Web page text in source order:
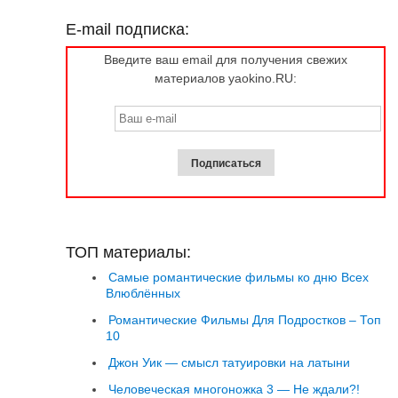
E-mail подписка:
Введите ваш email для получения свежих
материалов yaokino.RU:
ТОП материалы:
Самые романтические фильмы ко дню Всех
Влюблённых
Романтические Фильмы Для Подростков – Топ
10
Джон Уик — смысл татуировки на латыни
Человеческая многоножка 3 — Не ждали?!